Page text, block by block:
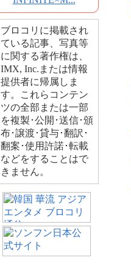
ブロコリに掲載され
ている記事、写真等
に関する著作権は、
IMX, Inc.または情報
提供者に帰属しま
す。これらコンテン
ツの全部または一部
を複製･公開･送信･頒
布･譲渡･貸与･翻訳･
翻案･使用許諾･転載
などをすることはで
きません。